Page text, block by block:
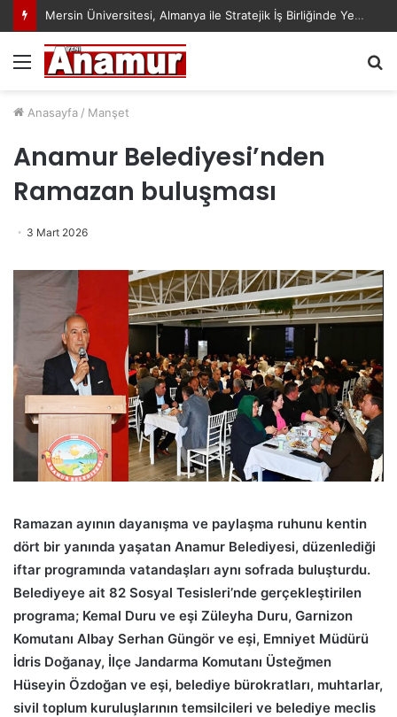
Mersin Üniversitesi, Almanya ile Stratejik İş Birliğinde Yeni Dönem Başlattı
Menü
Anasayfa / Manşet
Anamur Belediyesi’nden
Ramazan buluşması
3 Mart 2026
Ramazan ayının dayanışma ve paylaşma ruhunu kentin
dört bir yanında yaşatan Anamur Belediyesi, düzenlediği
iftar programında vatandaşları aynı sofrada buluşturdu.
Belediyeye ait 82 Sosyal Tesisleri’nde gerçekleştirilen
programa; Kemal Duru ve eşi Züleyha Duru, Garnizon
Komutanı Albay Serhan Güngör ve eşi, Emniyet Müdürü
İdris Doğanay, İlçe Jandarma Komutanı Üsteğmen
Hüseyin Özdoğan ve eşi, belediye bürokratları, muhtarlar,
sivil toplum kuruluşlarının temsilcileri ve belediye meclis